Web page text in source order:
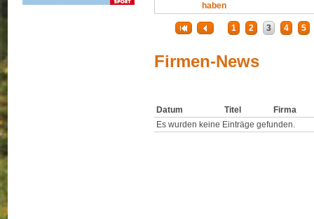
haben
1 2 3 4 5
Firmen-News
Datum Titel
Firma
Es wurden keine Einträge gefunden.